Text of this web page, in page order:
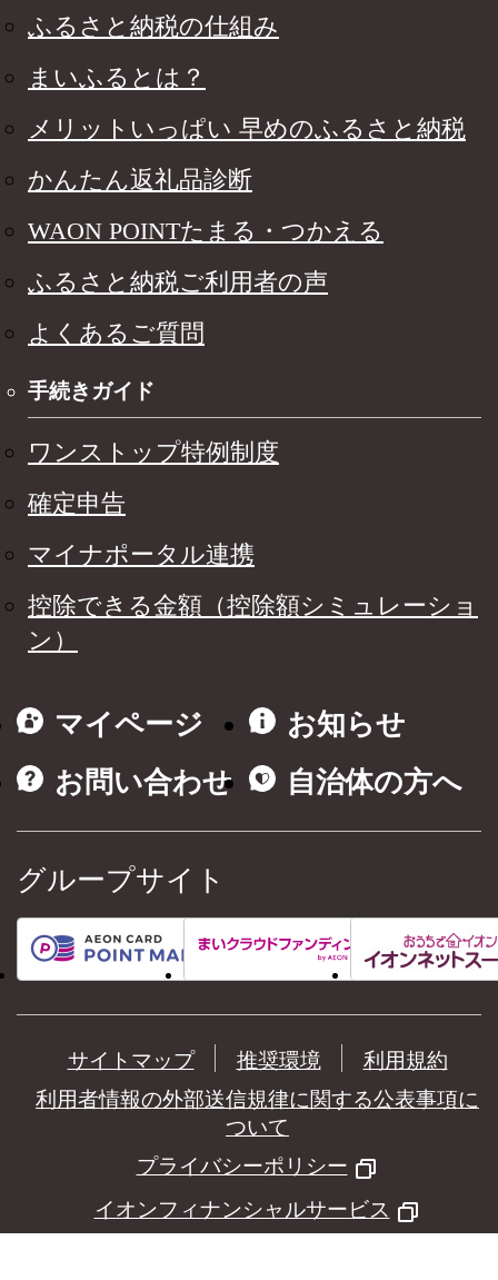
ふるさと納税の仕組み
まいふるとは？
メリットいっぱい 早めのふるさと納税
かんたん返礼品診断
WAON POINTたまる・つかえる
ふるさと納税ご利用者の声
よくあるご質問
手続きガイド
ワンストップ特例制度
確定申告
マイナポータル連携
控除できる金額（控除額シミュレーショ
ン）
マイページ
お知らせ
お問い合わせ
自治体の方へ
グループサイト
サイトマップ 推奨環境
利用規約
利用者情報の外部送信規律に関する公表事項に
ついて
プライバシーポリシー
イオンフィナンシャルサービス